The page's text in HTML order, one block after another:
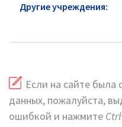
Другие учреждения:
Если на сайте
данных, пожалуйста,
ошибкой и нажмите